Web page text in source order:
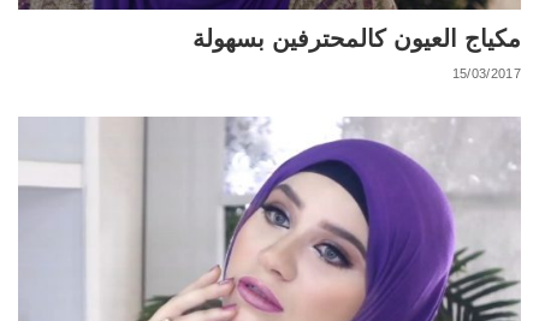
مكياج العيون كالمحترفين بسهولة
15/03/2017